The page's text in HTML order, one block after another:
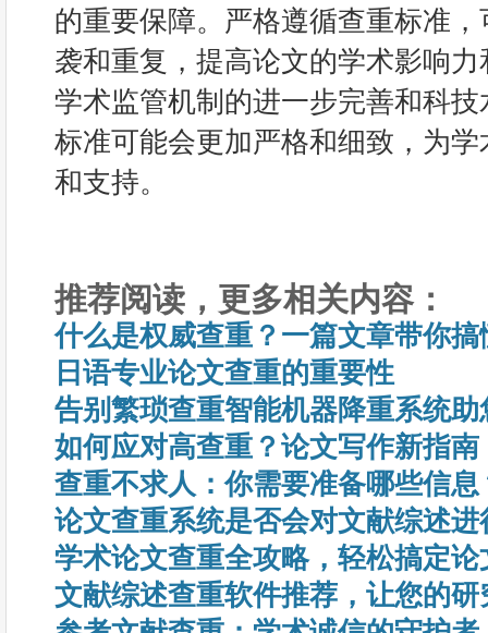
的重要保障。严格遵循查重标准
袭和重复，提高论文的学术影响
学术监管机制的进一步完善和科
标准可能会更加严格和细致，为
和支持。
推荐阅读，更多相关内容：
什么是权威查重？一篇文章带你搞
日语专业论文查重的重要性
告别繁琐查重智能机器降重系统
如何应对高查重？论文写作新指南
查重不求人：你需要准备哪些信息
论文查重系统是否会对文献综述进
学术论文查重全攻略，轻松搞定论
文献综述查重软件推荐，让您的研